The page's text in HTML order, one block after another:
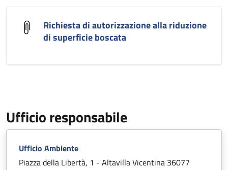
Richiesta di autorizzazione alla riduzione
di superficie boscata
Ufficio responsabile
Ufficio Ambiente
Piazza della Libertà, 1 - Altavilla Vicentina 36077